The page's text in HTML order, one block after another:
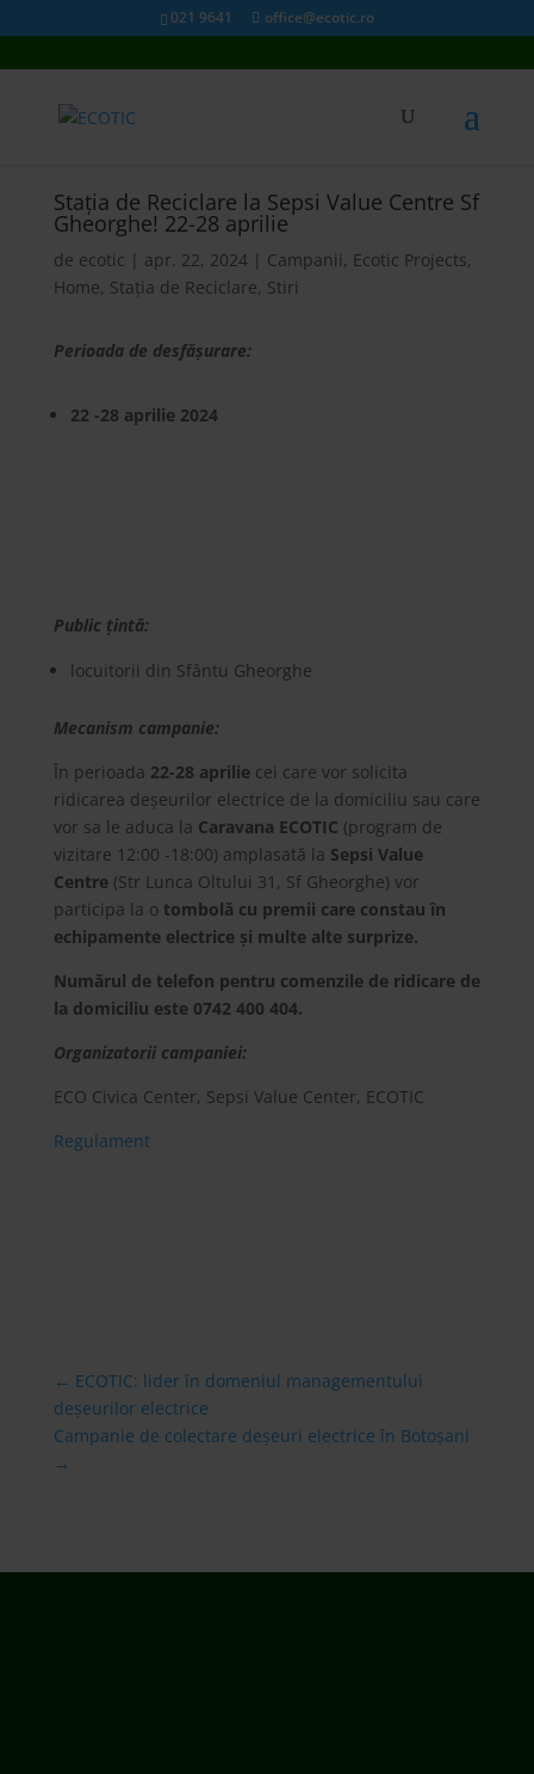
021 9641 office@ecotic.ro
Stația de Reciclare la Sepsi Value Centre Sf
Gheorghe! 22-28 aprilie
de ecotic | apr. 22, 2024| Campanii, Ecotic Projects,
Home, Stația de Reciclare, Stiri
Perioada de desfășurare:
22 -28 aprilie 2024
Public țintă:
locuitorii din Sfântu Gheorghe
Mecanism campanie:
În perioada 22-28 apriliecei care vor solicita
ridicarea deșeurilor electrice de la domiciliu sau care
vor sa le aduca la Caravana ECOTIC (program de
vizitare 12:00 -18:00) amplasată la Sepsi Value
Centre(Str Lunca Oltului 31, Sf Gheorghe) vor
participa la o tombolă cu premii care constau în
echipamente electrice și multe alte surprize.
Numărul de telefon pentru comenzile de ridicare de
la domiciliu este 0742 400 404.
Organizatorii campaniei:
ECO Civica Center, Sepsi Value Center, ECOTIC
Regulament
← ECOTIC: lider în domeniul managementului
deșeurilor electrice
Campanie de colectare deșeuri electrice în Botoșani
→